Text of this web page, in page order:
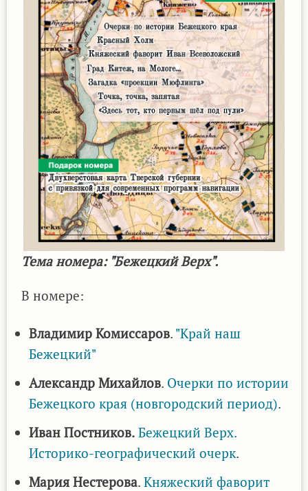
Тема номера: "Бежецкий Верх".
В номере:
Владимир Комиссаров. "Край наш
Бежецкий"
Александр Михайлов. Очерки по истории
Бежецкого края (новгородский период).
Иван Постников. Бежецкий Верх.
Историко-географический очерк.
Мария Нестерова. Княжеский фаворит